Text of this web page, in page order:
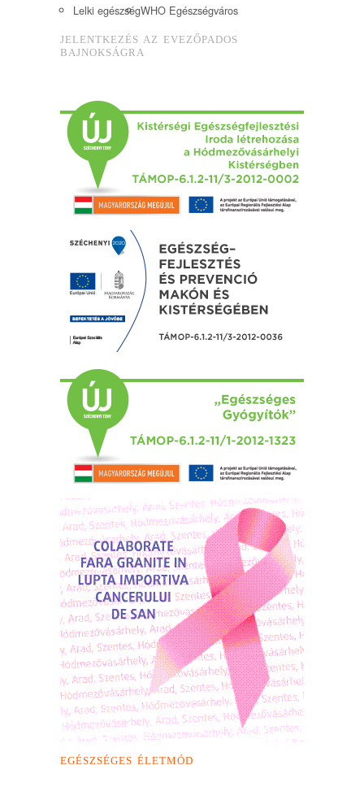
Lelki egészségWHO Egészségváros
JELENTKEZÉS AZ EVEZŐPADOS
BAJNOKSÁGRA
EGÉSZSÉGES ÉLETMÓD